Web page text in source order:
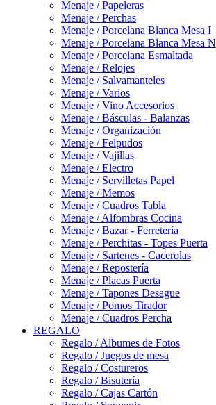
Menaje / Papeleras
Menaje / Perchas
Menaje / Porcelana Blanca Mesa I
Menaje / Porcelana Blanca Mesa N
Menaje / Porcelana Esmaltada
Menaje / Relojes
Menaje / Salvamanteles
Menaje / Varios
Menaje / Vino Accesorios
Menaje / Básculas - Balanzas
Menaje / Organización
Menaje / Felpudos
Menaje / Vajillas
Menaje / Electro
Menaje / Servilletas Papel
Menaje / Memos
Menaje / Cuadros Tabla
Menaje / Alfombras Cocina
Menaje / Bazar - Ferretería
Menaje / Perchitas - Topes Puerta
Menaje / Sartenes - Cacerolas
Menaje / Repostería
Menaje / Placas Puerta
Menaje / Tapones Desague
Menaje / Pomos Tirador
Menaje / Cuadros Percha
REGALO
Regalo / Albumes de Fotos
Regalo / Juegos de mesa
Regalo / Costureros
Regalo / Bisutería
Regalo / Cajas Cartón